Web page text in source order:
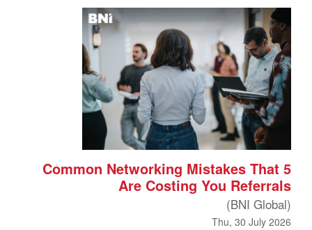
5 Common Networking Mistakes That
Are Costing You Referrals
(BNI Global)
Thu, 30 July 2026